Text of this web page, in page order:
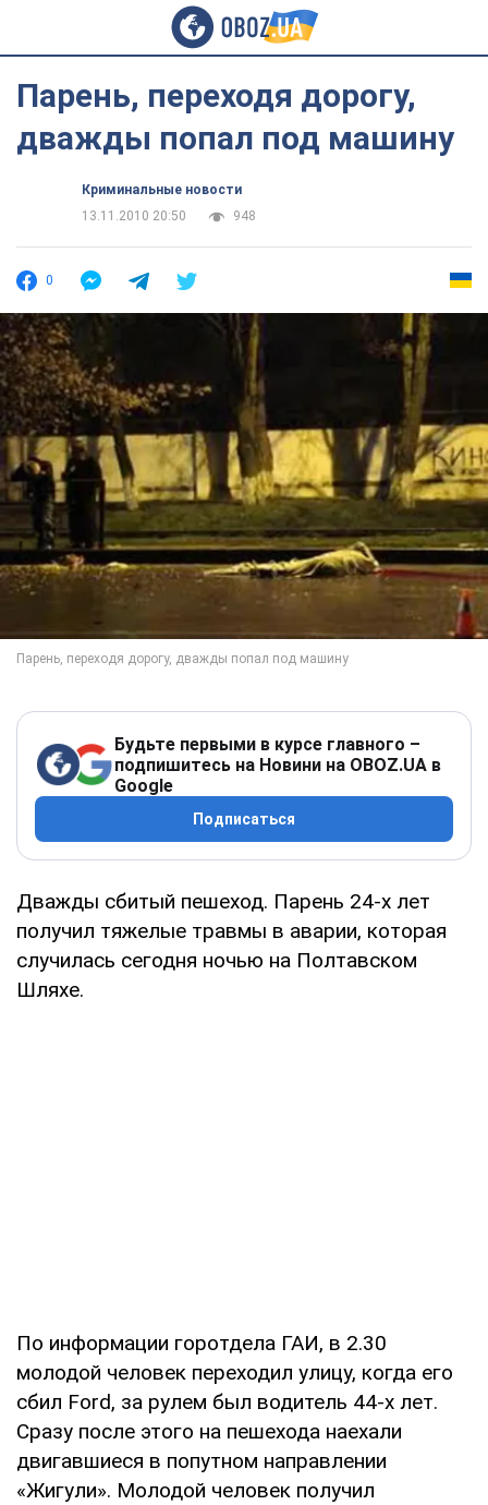
Парень, переходя дорогу,
дважды попал под машину
Криминальные новости
13.11.2010 20:50
948
0
Будьте первыми в курсе главного –
подпишитесь на Новини на OBOZ.UA в
Google
Подписаться
Дважды сбитый пешеход. Парень 24-х лет
получил тяжелые травмы в аварии, которая
случилась сегодня ночью на Полтавском
Шляхе.
По информации горотдела ГАИ, в 2.30
молодой человек переходил улицу, когда его
сбил Ford, за рулем был водитель 44-х лет.
Сразу после этого на пешехода наехали
двигавшиеся в попутном направлении
«Жигули». Молодой человек получил